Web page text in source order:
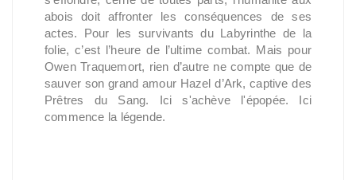
abois doit affronter les conséquences de ses
actes. Pour les survivants du Labyrinthe de la
folie, c’est l’heure de l’ultime combat. Mais pour
Owen Traquemort, rien d’autre ne compte que de
sauver son grand amour Hazel d’Ark, captive des
Prêtres du Sang. Ici s'achève l'épopée. Ici
commence la légende.